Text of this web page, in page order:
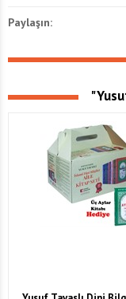
Paylaşın: